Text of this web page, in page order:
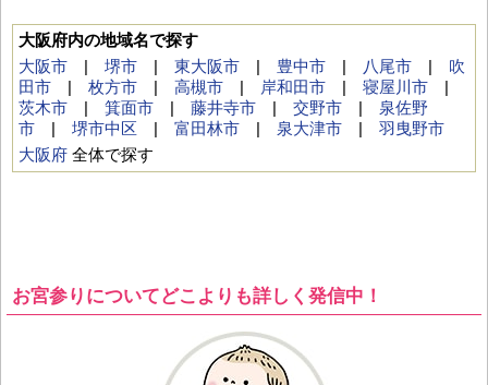
大阪府内の地域名で探す
大阪市 | 堺市 | 東大阪市 | 豊中市 | 八尾市 | 吹
田市 | 枚方市 | 高槻市 | 岸和田市 | 寝屋川市 |
茨木市 | 箕面市 | 藤井寺市 | 交野市 | 泉佐野
市 | 堺市中区 | 富田林市 | 泉大津市 | 羽曳野市
大阪府 全体で探す
お宮参りについてどこよりも詳しく発信中！